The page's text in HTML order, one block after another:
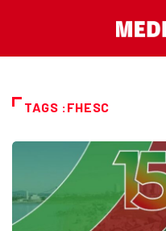
TAGS :FHESC